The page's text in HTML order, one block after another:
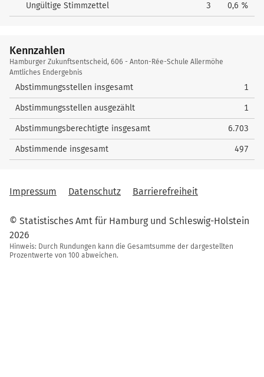
Ungültige Stimmzettel 3 0,6 %
Kennzahlen
Kennzahlen
Hamburger Zukunftsentscheid, 606 - Anton-Rée-Schule Allermöhe
Amtliches Endergebnis
Abstimmungsstellen insgesamt 1
Abstimmungsstellen ausgezählt 1
Abstimmungsberechtigte insgesamt 6.703
Abstimmende insgesamt 497
Impressum Datenschutz Barrierefreiheit
© Statistisches Amt für Hamburg und Schleswig-Holstein
2026
Hinweis: Durch Rundungen kann die Gesamtsumme der dargestellten
Prozentwerte von 100 abweichen.